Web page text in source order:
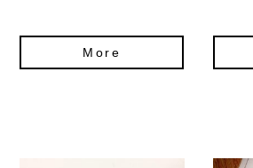
More